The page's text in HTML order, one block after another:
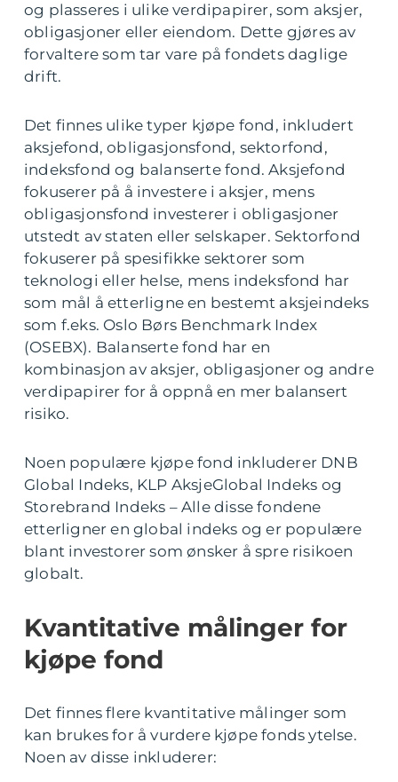
og plasseres i ulike verdipapirer, som aksjer,
obligasjoner eller eiendom. Dette gjøres av
forvaltere som tar vare på fondets daglige
drift.
Det finnes ulike typer kjøpe fond, inkludert
aksjefond, obligasjonsfond, sektorfond,
indeksfond og balanserte fond. Aksjefond
fokuserer på å investere i aksjer, mens
obligasjonsfond investerer i obligasjoner
utstedt av staten eller selskaper. Sektorfond
fokuserer på spesifikke sektorer som
teknologi eller helse, mens indeksfond har
som mål å etterligne en bestemt aksjeindeks
som f.eks. Oslo Børs Benchmark Index
(OSEBX). Balanserte fond har en
kombinasjon av aksjer, obligasjoner og andre
verdipapirer for å oppnå en mer balansert
risiko.
Noen populære kjøpe fond inkluderer DNB
Global Indeks, KLP AksjeGlobal Indeks og
Storebrand Indeks – Alle disse fondene
etterligner en global indeks og er populære
blant investorer som ønsker å spre risikoen
globalt.
Kvantitative målinger for
kjøpe fond
Det finnes flere kvantitative målinger som
kan brukes for å vurdere kjøpe fonds ytelse.
Noen av disse inkluderer: